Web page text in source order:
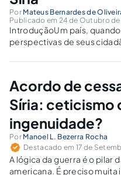
Por Mateus Bernardes de
Publicado em 24 de Outubro de
IntroduçãoUm país,
perspectivas de seus
existem lideres que
supressão, objetivando o
governantes.Nesse
Acordo de
Síria: ceticismo
ingenuidade?
Por Manoel L. Bezerra Rocha
Destacado em 17 de
A lógica da guerra é o pilar
americana. É preciso muita